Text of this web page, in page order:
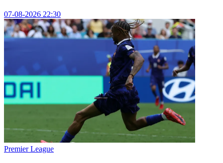
07-08-2026 22:30
Premier League